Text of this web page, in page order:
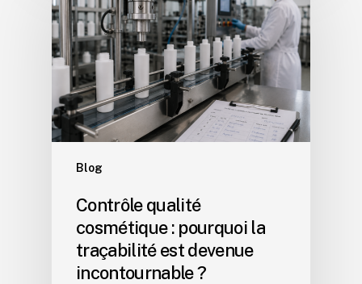
Blog
Contrôle qualité
cosmétique : pourquoi la
traçabilité est devenue
incontournable ?